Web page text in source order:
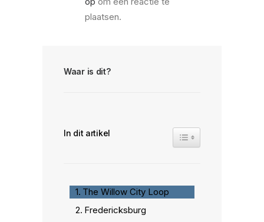
plaatsen.
Waar is dit?
In dit artikel Toggle Table of
The Willow City Loop
Fredericksburg